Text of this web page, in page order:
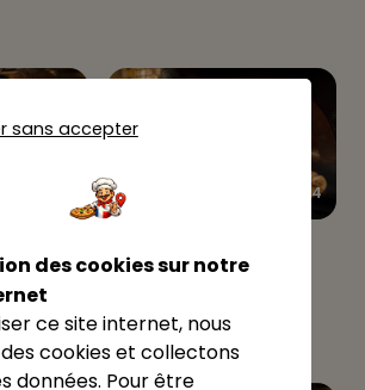
Pizzas
4.5
Pizzas
8
★★★★☆ 4
Nostrapizza
sans accepter
des cookies sur notre
ce site internet, nous
cookies et collectons
données. Pour être